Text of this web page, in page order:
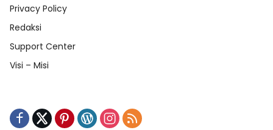
Privacy Policy
Redaksi
Support Center
Visi – Misi